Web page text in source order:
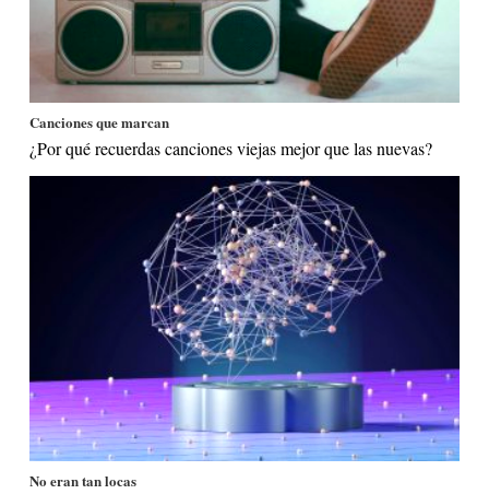
Canciones que marcan
¿Por qué recuerdas canciones viejas mejor que las nuevas?
No eran tan locas